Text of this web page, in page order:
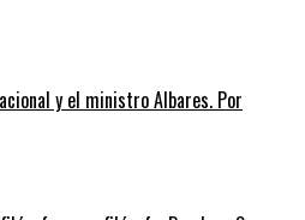
y el ministro Albares. Por